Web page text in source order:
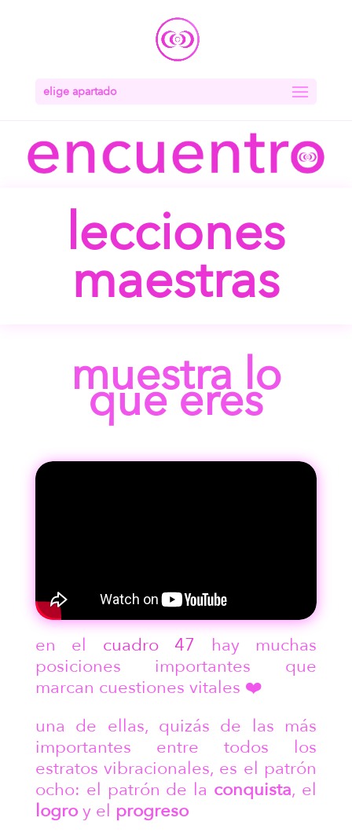
elige apartado
lecciones
maestras
muestra lo
que eres
en el cuadro 47 hay muchas
posiciones importantes que
marcan cuestiones vitales ❤️
una de ellas, quizás de las más
importantes entre todos los
estratos vibracionales, es el patrón
ocho: el patrón de la conquista, el
logroy el progreso